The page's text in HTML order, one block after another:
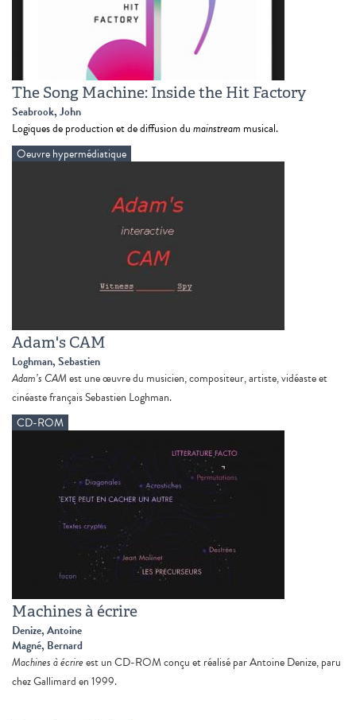
The Song Machine: Inside the Hit Factory
Seabrook, John
Logiques de production et de diffusion dumainstream musical.
Oeuvre hypermédiatique
Adam's CAM
Loghman, Sebastien
Adam’s CAMest une œuvre du musicien, compositeur, artiste, vidéaste et
cinéaste français Sebastien Loghman.
CD-ROM
Machines à écrire
Denize, Antoine
Magné, Bernard
Machines à écrireest un CD-ROM conçu et réalisé par Antoine Denize, paru
chez Gallimard en 1999.